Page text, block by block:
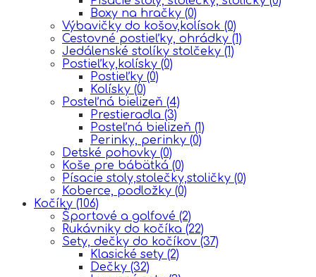
Boxy na hračky (0)
Výbavičky do košov,kolísok (0)
Cestovné postieľky, ohrádky (1)
Jedálenské stolíky stolčeky (1)
Postieľky,kolísky (0)
Postieľky (0)
Kolísky (0)
Posteľná bielizeň (4)
Prestieradla (3)
Posteľná bielizeň (1)
Perinky, perinky (0)
Detské pohovky (0)
Koše pre bábätká (0)
Písacie stoly,stolečky,stoličky (0)
Koberce, podložky (0)
Kočíky (106)
Športové a golfové (2)
Rukávniky do kočíka (22)
Sety, dečky do kočíkov (37)
Klasické sety (2)
Dečky (32)